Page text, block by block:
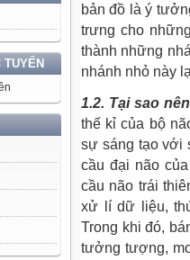
bản đồ là ý
trưng cho
thành những
nhánh nhỏ này
1.2. Tại sao
thế kỉ của bộ
sự sáng tạo với
cầu đại não
cầu não trái
xử lí dữ liệu,
Trong khi đó,
tưởng tượng,